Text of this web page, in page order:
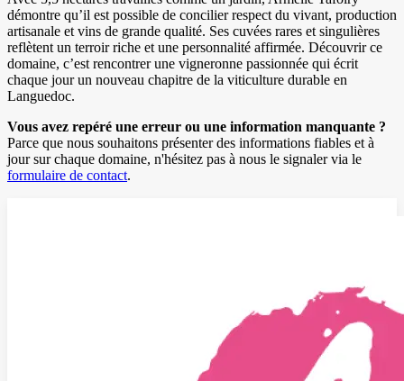
démontre qu’il est possible de concilier respect du vivant, production
artisanale et vins de grande qualité. Ses cuvées rares et singulières
reflètent un terroir riche et une personnalité affirmée. Découvrir ce
domaine, c’est rencontrer une vigneronne passionnée qui écrit
chaque jour un nouveau chapitre de la viticulture durable en
Languedoc.
Vous avez repéré une erreur ou une information manquante ?
Parce que nous souhaitons présenter des informations fiables et à
jour sur chaque domaine, n'hésitez pas à nous le signaler via le
formulaire de contact.